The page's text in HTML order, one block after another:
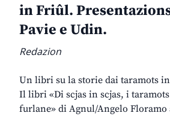
in Friûl.
Pavie e Udin.
Redazion
Un libri su la storie dai taramots
Il libri «Di scjas in scjas, i
furlane» di Agnul/Angelo Floramo